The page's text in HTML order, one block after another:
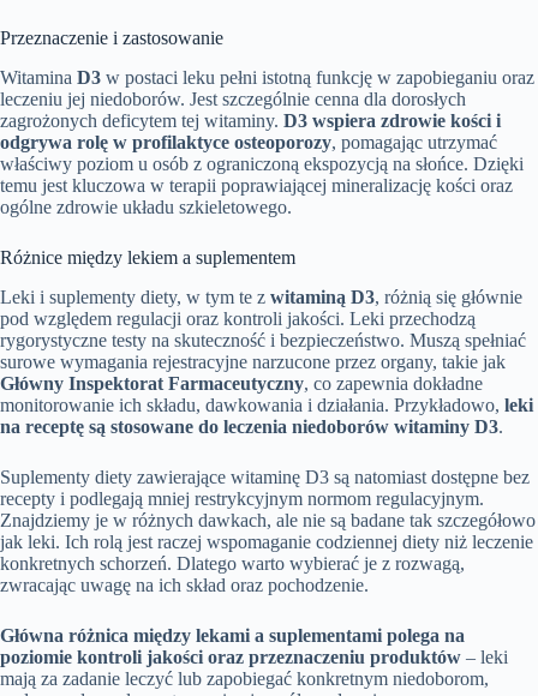
Przeznaczenie i zastosowanie
Witamina D3 w postaci leku pełni istotną funkcję w zapobieganiu oraz
leczeniu jej niedoborów. Jest szczególnie cenna dla dorosłych
zagrożonych deficytem tej witaminy. D3 wspiera zdrowie kości i
odgrywa rolę w profilaktyce osteoporozy, pomagając utrzymać
właściwy poziom u osób z ograniczoną ekspozycją na słońce. Dzięki
temu jest kluczowa w terapii poprawiającej mineralizację kości oraz
ogólne zdrowie układu szkieletowego.
Różnice między lekiem a suplementem
Leki i suplementy diety, w tym te z witaminą D3, różnią się głównie
pod względem regulacji oraz kontroli jakości. Leki przechodzą
rygorystyczne testy na skuteczność i bezpieczeństwo. Muszą spełniać
surowe wymagania rejestracyjne narzucone przez organy, takie jak
Główny Inspektorat Farmaceutyczny, co zapewnia dokładne
monitorowanie ich składu, dawkowania i działania. Przykładowo, leki
na receptę są stosowane do leczenia niedoborów witaminy D3.
Suplementy diety zawierające witaminę D3 są natomiast dostępne bez
recepty i podlegają mniej restrykcyjnym normom regulacyjnym.
Znajdziemy je w różnych dawkach, ale nie są badane tak szczegółowo
jak leki. Ich rolą jest raczej wspomaganie codziennej diety niż leczenie
konkretnych schorzeń. Dlatego warto wybierać je z rozwagą,
zwracając uwagę na ich skład oraz pochodzenie.
Główna różnica między lekami a suplementami polega na
poziomie kontroli jakości oraz przeznaczeniu produktów – leki
mają za zadanie leczyć lub zapobiegać konkretnym niedoborom,